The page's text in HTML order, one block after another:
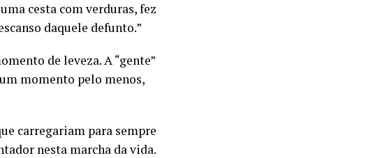
cesta com verduras, fez
daquele defunto.”
de leveza. A “gente”
momento pelo menos,
carregariam para sempre
nesta marcha da vida.